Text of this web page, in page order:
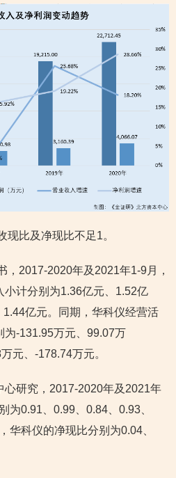
现比及净现比不足1。
，2017-2020年及2021年1-9月，
计分别为1.36亿元、1.52亿
亿元。同期，华科仪经营活
为-131.95万元、99.07万
元、-178.74万元。
心研究，2017-2020年及2021年
为0.91、0.99、0.84、0.93、
华科仪的净现比分别为0.04、